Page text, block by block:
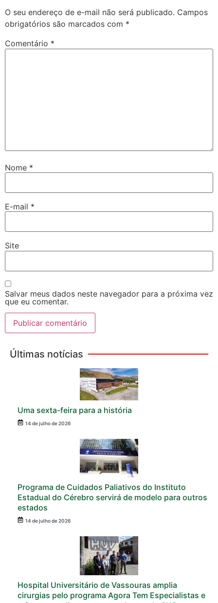
O seu endereço de e-mail não será publicado. Campos
obrigatórios são marcados com *
Comentário *
Nome *
E-mail *
Site
Salvar meus dados neste navegador para a próxima vez
que eu comentar.
Últimas notícias
Uma sexta-feira para a história
14 de julho de 2026
Programa de Cuidados Paliativos do Instituto
Estadual do Cérebro servirá de modelo para outros
estados
14 de julho de 2026
Hospital Universitário de Vassouras amplia
cirurgias pelo programa Agora Tem Especialistas e